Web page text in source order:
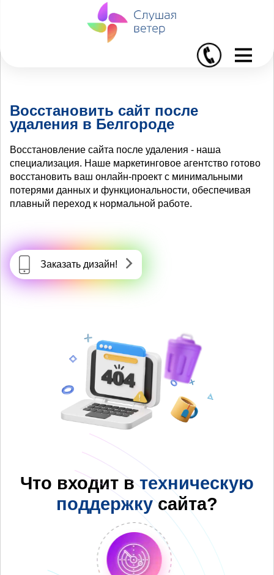
I
Восстановить сайт после
удаления в Белгороде
Восстановление сайта после удаления - наша
специализация. Наше маркетинговое агентство готово
восстановить ваш онлайн-проект с минимальными
потерями данных и функциональности, обеспечивая
плавный переход к нормальной работе.
Заказать дизайн!
Что входит в техническую
поддержку сайта?